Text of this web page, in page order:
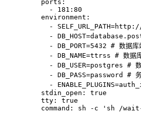
    ports:
      - 181:80
    environment:
- SELF_URL_PATH=http://
-
- DB_PORT=5432 # 数据库
- DB_NAME=ttrss # 数据
- DB_USER=postgres # 数
- DB_PASS=password # 务
-
    stdin_open: true
    tty: true
command: sh -c 'sh /